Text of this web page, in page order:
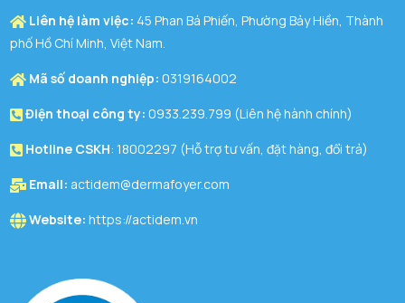
Liên hệ làm việc: 45 Phan Bá Phiến, Phường Bảy Hiền, Thành
phố Hồ Chí Minh, Việt Nam.
Mã số doanh nghiệp: 0319164002
Điện thoại công ty: 0933.239.799 (Liên hệ hành chính)
Hotline CSKH: 18002297 (Hỗ trợ tư vấn, đặt hàng, đổi trả)
Email: actidem@dermafoyer.com
Website: https://actidem.vn